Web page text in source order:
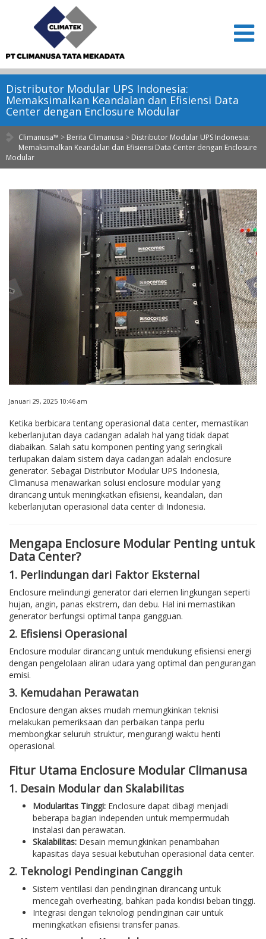
Distributor Modular UPS Indonesia:
Memaksimalkan Keandalan dan Efisiensi Data
Center dengan Enclosure Modular
Climanusa™ > Berita Climanusa > Distributor Modular UPS Indonesia:
Memaksimalkan Keandalan dan Efisiensi Data Center dengan Enclosure
Modular
Januari 29, 2025 10:46 am
Ketika berbicara tentang operasional data center, memastikan
keberlanjutan daya cadangan adalah hal yang tidak dapat
diabaikan. Salah satu komponen penting yang seringkali
terlupakan dalam sistem daya cadangan adalah enclosure
generator. Sebagai Distributor Modular UPS Indonesia,
Climanusa menawarkan solusi enclosure modular yang
dirancang untuk meningkatkan efisiensi, keandalan, dan
keberlanjutan operasional data center di Indonesia.
Mengapa Enclosure Modular Penting untuk
Data Center?
1. Perlindungan dari Faktor Eksternal
Enclosure melindungi generator dari elemen lingkungan seperti
hujan, angin, panas ekstrem, dan debu. Hal ini memastikan
generator berfungsi optimal tanpa gangguan.
2. Efisiensi Operasional
Enclosure modular dirancang untuk mendukung efisiensi energi
dengan pengelolaan aliran udara yang optimal dan pengurangan
emisi.
3. Kemudahan Perawatan
Enclosure dengan akses mudah memungkinkan teknisi
melakukan pemeriksaan dan perbaikan tanpa perlu
membongkar seluruh struktur, mengurangi waktu henti
operasional.
Fitur Utama Enclosure Modular Climanusa
1. Desain Modular dan Skalabilitas
Modularitas Tinggi: Enclosure dapat dibagi menjadi
beberapa bagian independen untuk mempermudah
instalasi dan perawatan.
Skalabilitas: Desain memungkinkan penambahan
kapasitas daya sesuai kebutuhan operasional data center.
2. Teknologi Pendinginan Canggih
Sistem ventilasi dan pendinginan dirancang untuk
mencegah overheating, bahkan pada kondisi beban tinggi.
Integrasi dengan teknologi pendinginan cair untuk
meningkatkan efisiensi transfer panas.